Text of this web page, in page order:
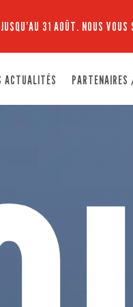
31 AOÛT. NOUS VOUS
ACTUALITÉS PARTENAIRES